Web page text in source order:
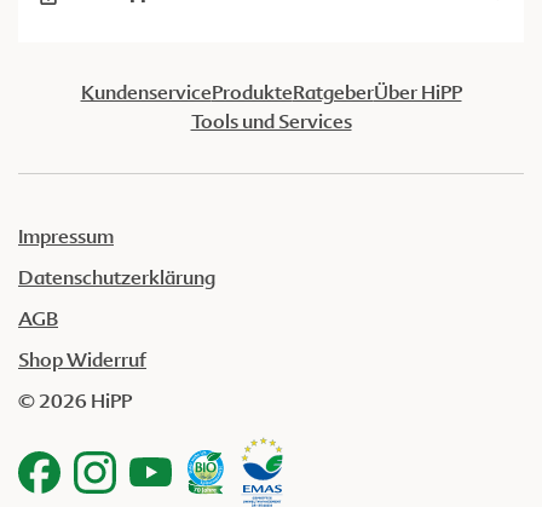
KundenserviceProdukteRatgeberÜber HiPP
Tools und Services
Impressum
Datenschutzerklärung
AGB
Shop Widerruf
© 2026 HiPP